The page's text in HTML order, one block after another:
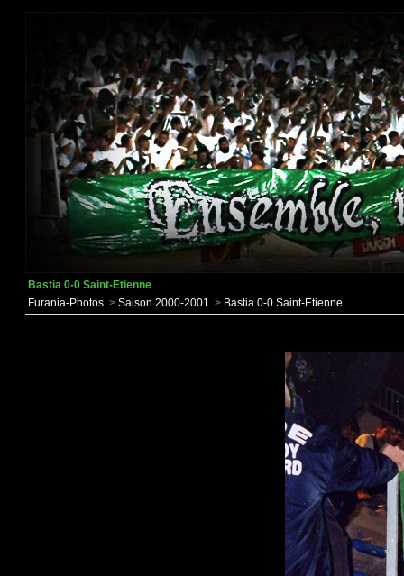
Bastia 0-0 Saint-Etienne
Furania-Photos > Saison 2000-2001 > Bastia 0-0 Saint-Etienne